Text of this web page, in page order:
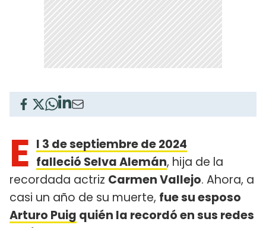
E l 3 de septiembre de 2024
falleció Selva Alemán, hija de la
recordada actriz Carmen Vallejo. Ahora, a
casi un año de su muerte, fue su esposo
Arturo Puig quién la recordó en sus redes